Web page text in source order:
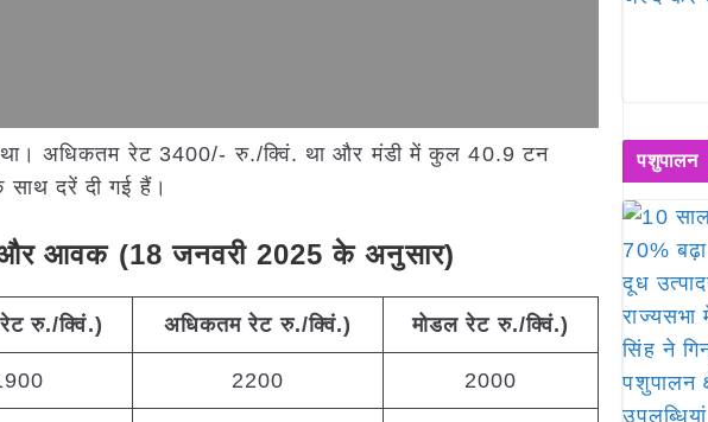
में था। अधिकतम रेट 3400/- रु./क्विं. था और मंडी में कुल 40.9 टन
दरें दी गई हैं।
आवक (18जनवरी 2025 के अनुसार)
रेट रु./क्विं.) अधिकतम रेट रु./क्विं.) मोडल रेट रु./क्विं.)
2200 2000
पशुपालन